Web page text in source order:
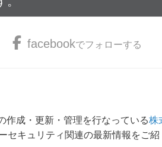
facebookでフォローする
作成・更新・管理を行なっている株
セキュリティ関連の最新情報をご紹